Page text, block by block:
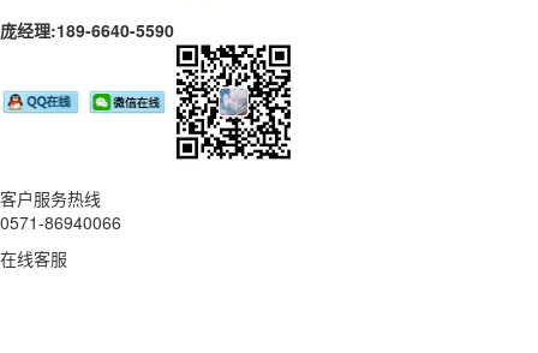
庞经理:189-6640-5590
客户服务热线
0571-86940066
在线客服